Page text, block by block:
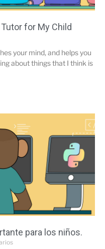
for My Child
your mind, and helps you
about things that I think is
para los niños.